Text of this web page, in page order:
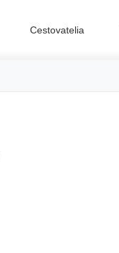
Cestovatelia